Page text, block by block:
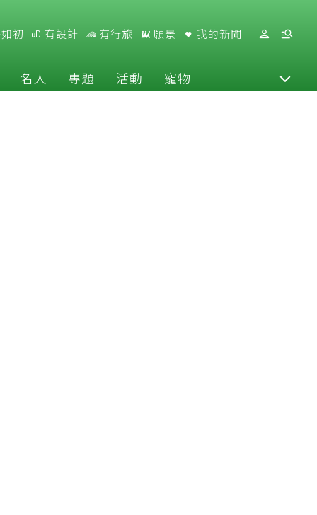
初 有設計 有行旅 願景 我的新聞
名人 專題 活動 寵物